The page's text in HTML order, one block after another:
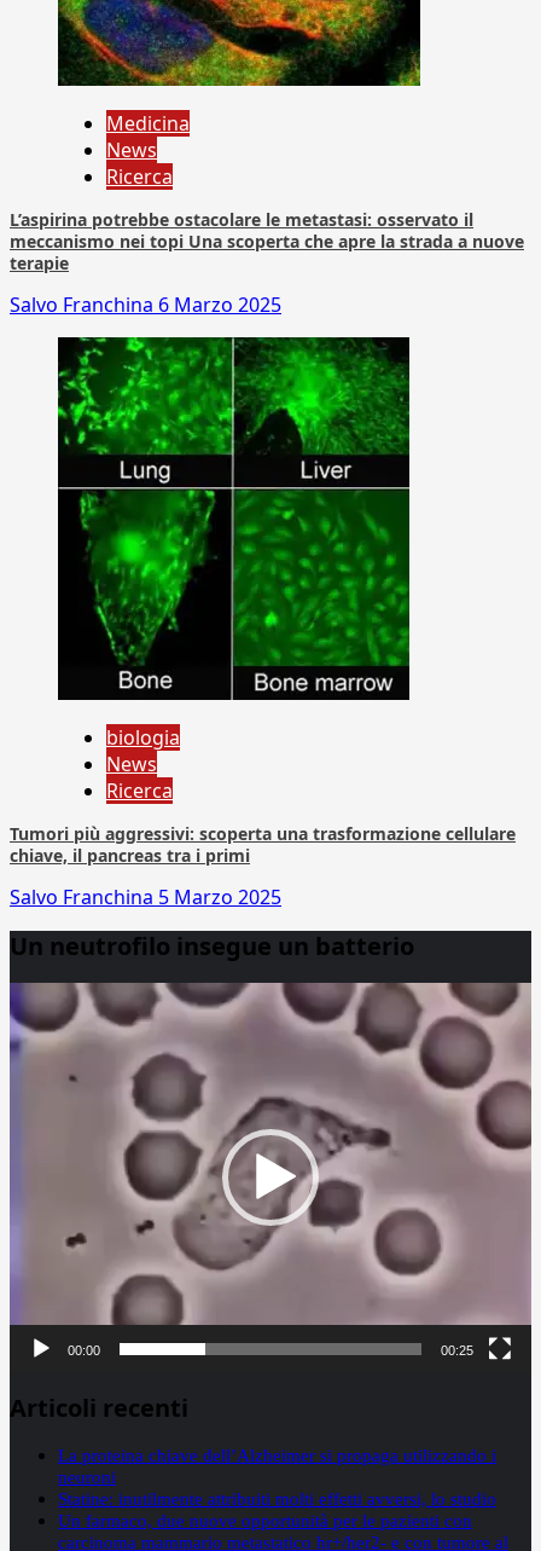
Medicina
News
Ricerca
L’aspirina potrebbe ostacolare le metastasi: osservato il
meccanismo nei topi Una scoperta che apre la strada a nuove
terapie
Salvo Franchina 6 Marzo 2025
biologia
News
Ricerca
Tumori più aggressivi: scoperta una trasformazione cellulare
chiave, il pancreas tra i primi
Salvo Franchina 5 Marzo 2025
Un neutrofilo insegue un batterio
Player
00:00 00:25
Articoli recenti
La proteina chiave dell’Alzheimer si propaga utilizzando i
neuroni
Statine: inutilmente attribuiti molti effetti avversi, lo studio
Un farmaco, due nuove opportunità per le pazienti con
carcinoma mammario metastatico hr+/her2- e con tumore al